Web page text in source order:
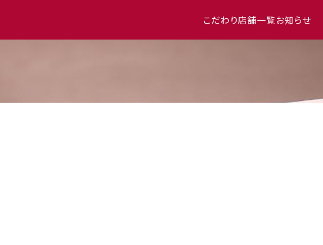
こだわり店舗一覧お知らせ